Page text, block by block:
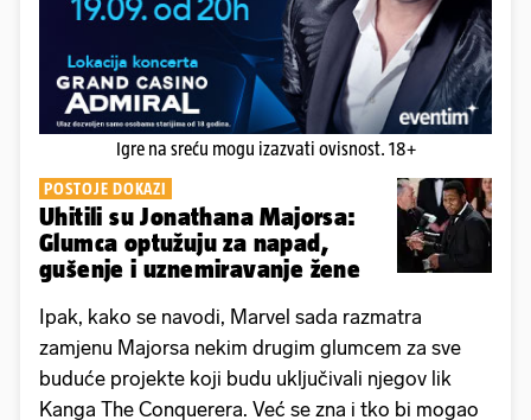
Igre na sreću mogu izazvati ovisnost. 18+
POSTOJE DOKAZI
Uhitili su Jonathana Majorsa:
Glumca optužuju za napad,
gušenje i uznemiravanje žene
Ipak, kako se navodi, Marvel sada razmatra
zamjenu Majorsa nekim drugim glumcem za sve
buduće projekte koji budu uključivali njegov lik
Kanga The Conquerera. Već se zna i tko bi mogao